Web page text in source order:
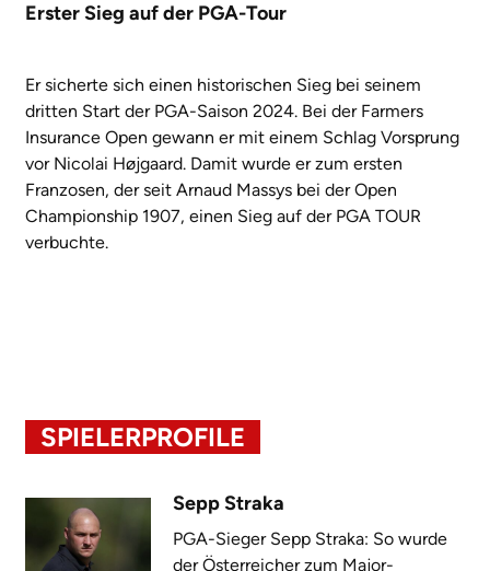
Erster Sieg auf der PGA-Tour
Er sicherte sich einen historischen Sieg bei seinem
dritten Start der PGA-Saison 2024. Bei der Farmers
Insurance Open gewann er mit einem Schlag Vorsprung
vor Nicolai Højgaard. Damit wurde er zum ersten
Franzosen, der seit Arnaud Massys bei der Open
Championship 1907, einen Sieg auf der PGA TOUR
verbuchte.
SPIELERPROFILE
Sepp Straka
PGA-Sieger Sepp Straka: So wurde
der Österreicher zum Major-